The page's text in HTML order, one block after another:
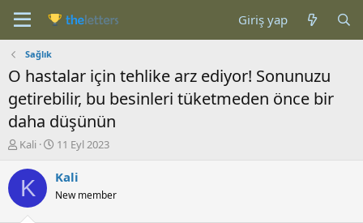
Giriş yap
Sağlık
O hastalar için tehlike arz ediyor! Sonunuzu
getirebilir, bu besinleri tüketmeden önce bir
daha düşünün
K
n
b
u
Kali
B
ş
a
11 Eyl 2023
K Kali
New member